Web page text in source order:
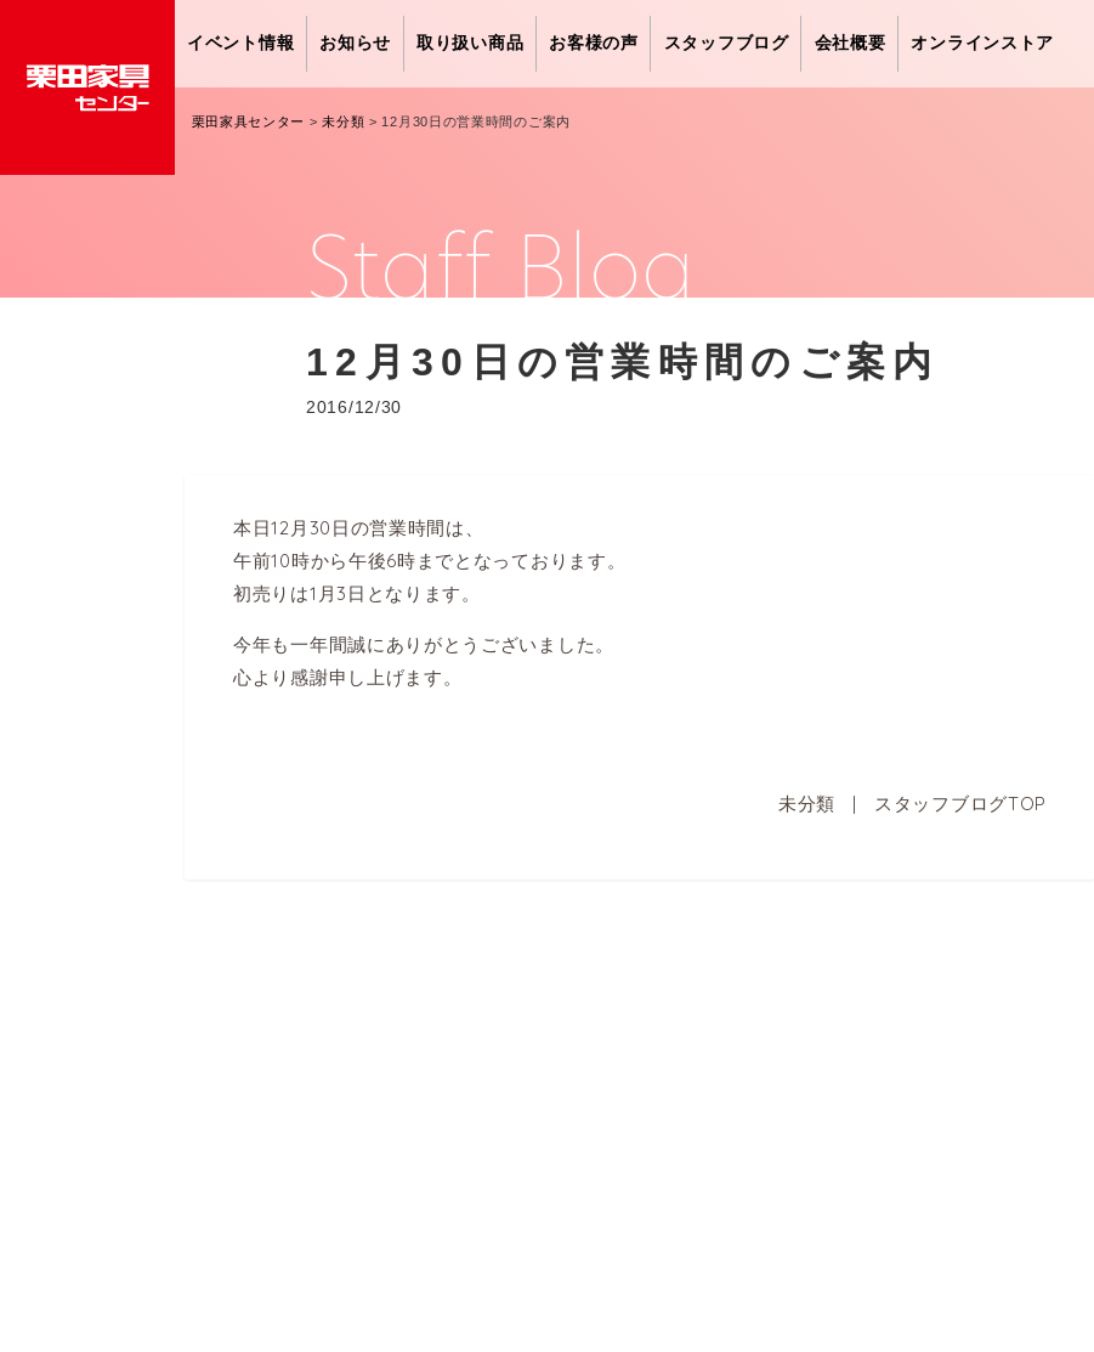
イベント情報 お知らせ 取り扱い商品 お客様の声 スタッフブログ 会社概要 オンラインストア
栗田家具センター >未分類 > 12月30日の営業時間のご案内
Staff Blog
12月30日の営業時間のご案内
2016/12/30
本日12月30日の営業時間は、
午前10時から午後6時までとなっております。
初売りは1月3日となります。
今年も一年間誠にありがとうございました。
心より感謝申し上げます。
未分類 | スタッフブログTOP